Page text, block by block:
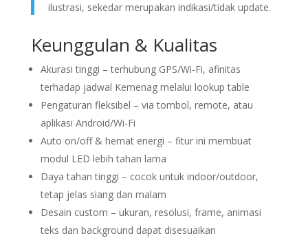
ilustrasi, sekedar merupakan indikasi/tidak update.
Keunggulan & Kualitas
Akurasi tinggi – terhubung GPS/Wi-Fi, afinitas
terhadap jadwal Kemenag melalui lookup table
Pengaturan fleksibel – via tombol, remote, atau
aplikasi Android/Wi-Fi
Auto on/off & hemat energi – fitur ini membuat
modul LED lebih tahan lama
Daya tahan tinggi – cocok untuk indoor/outdoor,
tetap jelas siang dan malam
Desain custom – ukuran, resolusi, frame, animasi
teks dan background dapat disesuaikan